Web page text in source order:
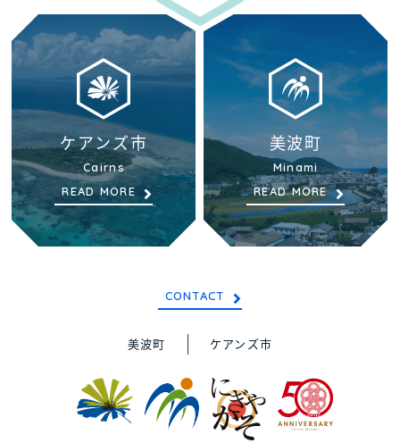
ケアンズ市
Cairns
READ MORE
美波町
Minami
READ MORE
CONTACT
美波町 ケアンズ市